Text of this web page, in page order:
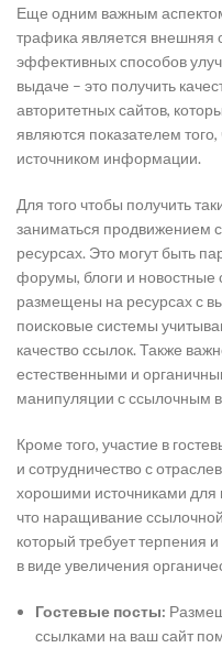
Еще одним важным
трафика является внешняя
эффективных способов
выдаче – это получить
авторитетных сайтов,
являются показателем
источником информации.
Для того чтобы получить
заниматься продвижением
ресурсах. Это могут быть
форумы, блоги и новостные
размещены на ресурсах с
поисковые системы
качество ссылок. Также
естественными и
манипуляции с ссылочным
Кроме того, участие в
и сотрудничество с
хорошими источниками для
что наращивание
который требует терпения
в виде увеличения
Гостевые посты:
ссылками на ваш сайт